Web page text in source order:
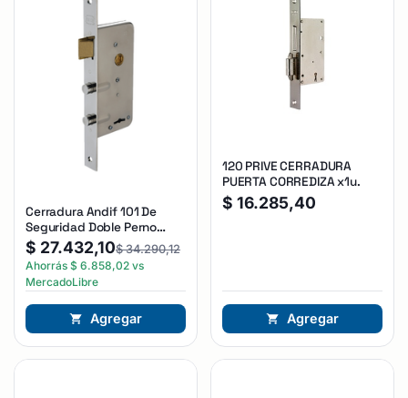
Cerradura Andif 101 De
Seguridad Doble Perno
Reforzada Plateado
$ 27.432,10$34.290,12
Ahorrás $ 6.858,02 vs
MercadoLibre
Agregar
120 PRIVE CERRADURA
PUERTA CORREDIZA x1u.
$ 16.285,40
Agregar